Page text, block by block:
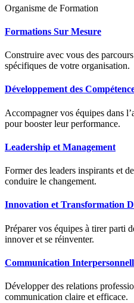
Organisme de Formation
Formations Sur Mesure
Construire avec vous des
spécifiques de votre organisation.
Développement des
Accompagner vos équipes dans
pour booster leur performance.
Leadership et Management
Former des leaders inspirants et
conduire le changement.
Innovation et Transformation
Préparer vos équipes à tirer parti
innover et se réinventer.
Communication
Développer des relations
communication claire et efficace.